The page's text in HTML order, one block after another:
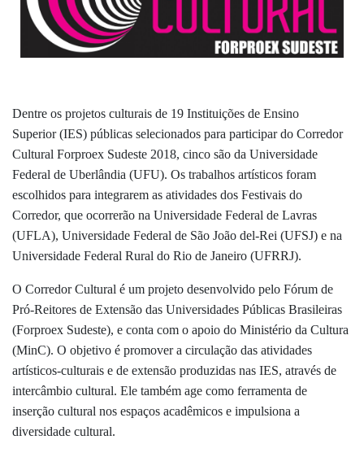
Dentre os projetos culturais de 19 Instituições de Ensino
Superior (IES) públicas selecionados para participar do Corredor
Cultural Forproex Sudeste 2018, cinco são da Universidade
Federal de Uberlândia (UFU). Os trabalhos artísticos foram
escolhidos para integrarem as atividades dos Festivais do
Corredor, que ocorrerão na Universidade Federal de Lavras
(UFLA), Universidade Federal de São João del-Rei (UFSJ) e na
Universidade Federal Rural do Rio de Janeiro (UFRRJ).
O Corredor Cultural é um projeto desenvolvido pelo Fórum de
Pró-Reitores de Extensão das Universidades Públicas Brasileiras
(Forproex Sudeste), e conta com o apoio do Ministério da Cultura
(MinC). O objetivo é promovera circulação das atividades
artísticos-culturais e de extensão produzidas nas IES, através de
intercâmbio cultural. Ele também age como ferramenta de
inserção cultural nos espaços acadêmicos e impulsiona a
diversidade cultural.